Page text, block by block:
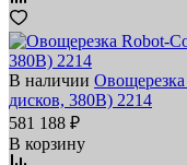
В наличии
дисков, 380В) 2214
581 188 ₽
В корзину